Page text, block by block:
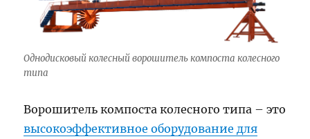
Однодисковый колесный ворошитель компоста колесного
типа
Ворошитель компоста колесного типа – это
высокоэффективное оборудование для